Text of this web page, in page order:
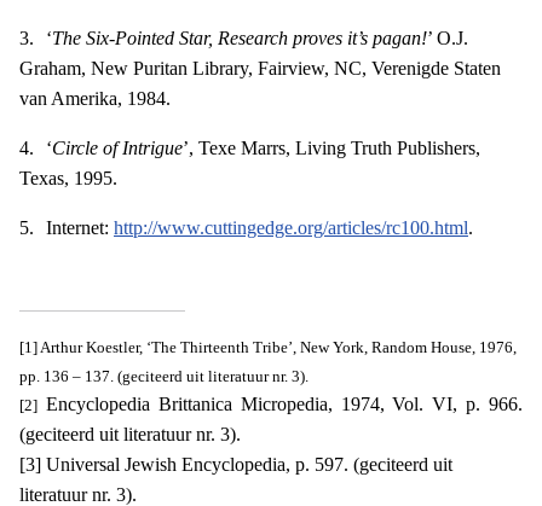
3. ‘The Six-Pointed Star, Research proves it’s pagan!’ O.J.
Graham, New Puritan Library, Fairview, NC, Verenigde Staten
van Amerika, 1984.
4. ‘Circle of Intrigue’, Texe Marrs, Living Truth Publishers,
Texas, 1995.
5. Internet: http://www.cuttingedge.org/articles/rc100.html.
[1] Arthur Koestler, ‘The Thirteenth Tribe’, New York, Random House, 1976,
pp. 136 – 137. (geciteerd uit literatuur nr. 3).
[2] Encyclopedia Brittanica Micropedia, 1974, Vol. VI, p. 966.
(geciteerd uit literatuur nr. 3).
[3] Universal Jewish Encyclopedia, p. 597. (geciteerd uit
literatuur nr. 3).